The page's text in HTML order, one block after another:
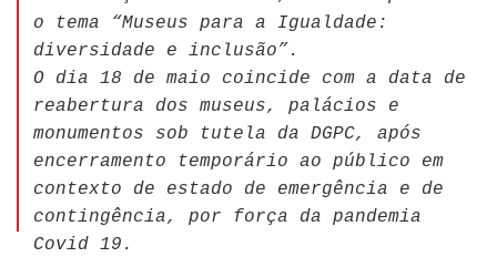
o tema “Museus para a Igualdade:
diversidade e inclusão”.
O dia 18 de maio coincide com a data de
reabertura dos museus, palácios e
monumentos sob tutela da DGPC, após
encerramento temporário ao público em
contexto de estado de emergência e de
contingência, por força da pandemia
Covid 19.